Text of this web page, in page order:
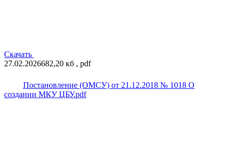
Скачать
27.02.2026682,20 кб , pdf
Постановление (ОМСУ) от 21.12.2018 № 1018 О
создании МКУ ЦБУ.pdf